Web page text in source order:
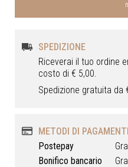
SPEDIZIONE
Riceverai il tuo ordine
costo di € 5,00.
Spedizione gratuita da
METODI DI PAGAMENTI
Postepay
Bonifico bancario